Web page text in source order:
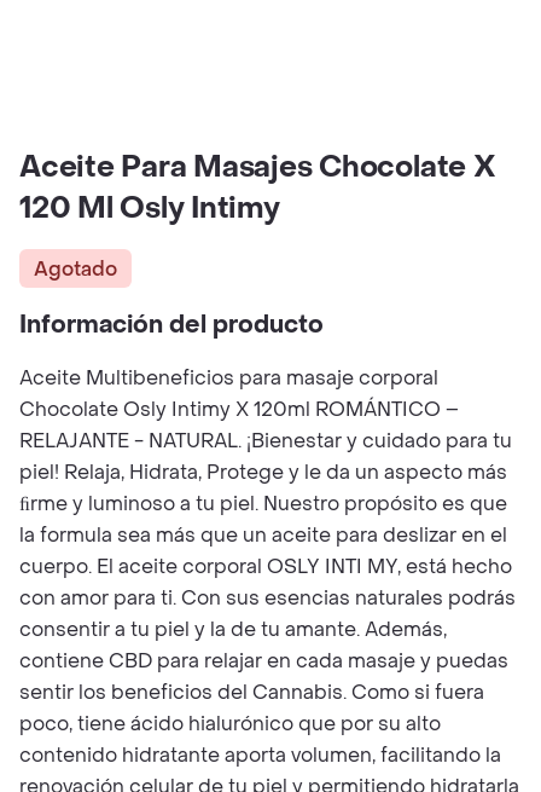
Aceite Para Masajes Chocolate X
120 Ml Osly Intimy
Agotado
Información del producto
Aceite Multibeneficios para masaje corporal
Chocolate Osly Intimy X 120ml ROMÁNTICO –
RELAJANTE - NATURAL. ¡Bienestar y cuidado para tu
piel! Relaja, Hidrata, Protege y le da un aspecto más
ﬁrme y luminoso a tu piel. Nuestro propósito es que
la formula sea más que un aceite para deslizar en el
cuerpo. El aceite corporal OSLY INTI MY, está hecho
con amor para ti. Con sus esencias naturales podrás
consentir a tu piel y la de tu amante. Además,
contiene CBD para relajar en cada masaje y puedas
sentir los beneficios del Cannabis. Como si fuera
poco, tiene ácido hialurónico que por su alto
contenido hidratante aporta volumen, facilitando la
renovación celular de tu piel y permitiendo hidratarla